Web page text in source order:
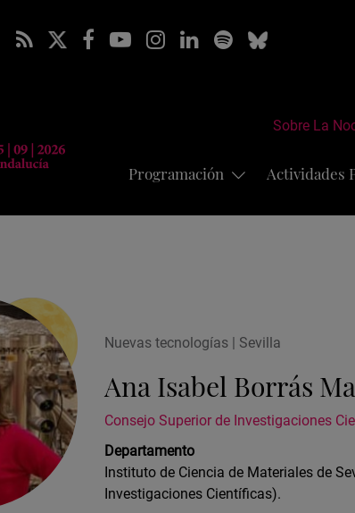
Sobre La
Programación Actividades
Nuevas tecnologías | Sevilla
Ana Isabel Borrás
Consejo Superior de Investigaciones
Departamento
Instituto de Ciencia de Materiales de
Investigaciones Científicas).